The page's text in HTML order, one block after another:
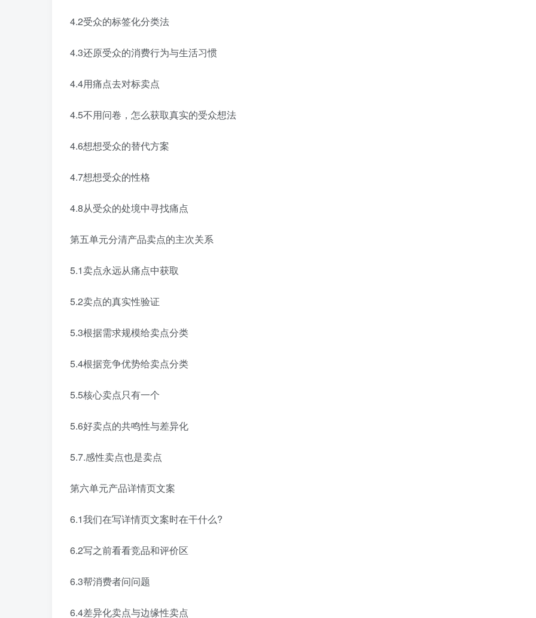
4.2受众的标签化分类法
4.3还原受众的消费行为与生活习惯
4.4用痛点去对标卖点
4.5不用问卷，怎么获取真实的受众想法
4.6想想受众的替代方案
4.7想想受众的性格
4.8从受众的处境中寻找痛点
第五单元分清产品卖点的主次关系
5.1卖点永远从痛点中获取
5.2卖点的真实性验证
5.3根据需求规模给卖点分类
5.4根据竞争优势给卖点分类
5.5核心卖点只有一个
5.6好卖点的共鸣性与差异化
5.7.感性卖点也是卖点
第六单元产品详情页文案
6.1我们在写详情页文案时在干什么?
6.2写之前看看竞品和评价区
6.3帮消费者问问题
6.4差异化卖点与边缘性卖点